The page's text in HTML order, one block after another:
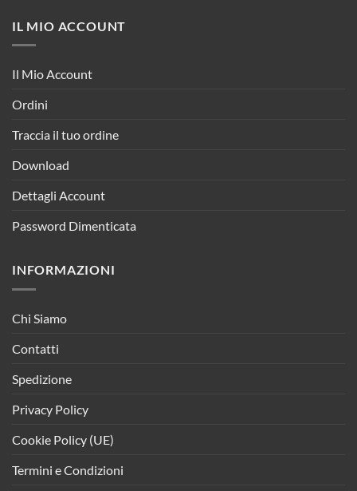
IL MIO ACCOUNT
Il Mio Account
Ordini
Traccia il tuo ordine
Download
Dettagli Account
Password Dimenticata
INFORMAZIONI
Chi Siamo
Contatti
Spedizione
Privacy Policy
Cookie Policy (UE)
Termini e Condizioni